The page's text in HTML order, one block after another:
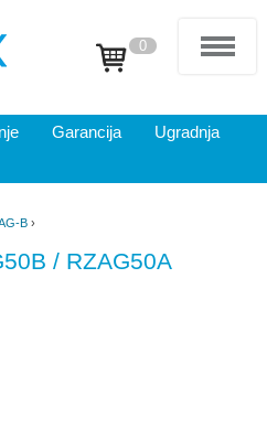
0
Garancija
Ugradnja
B ›
/ RZAG50A